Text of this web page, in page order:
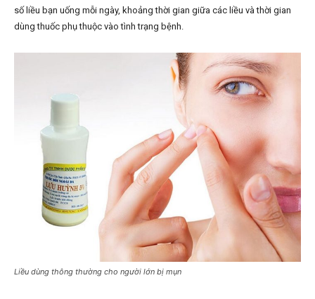
số liều bạn uống mỗi ngày, khoảng thời gian giữa các liều và thời gian
dùng thuốc phụ thuộc vào tình trạng bệnh.
Liều dùng thông thường cho người lớn bị mụn